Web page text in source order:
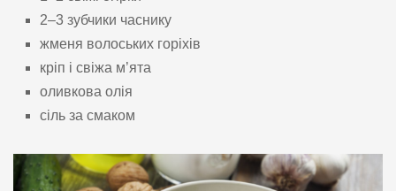
2–3 зубчики часнику
жменя волоських горіхів
кріп і свіжа м’ята
оливкова олія
сіль за смаком